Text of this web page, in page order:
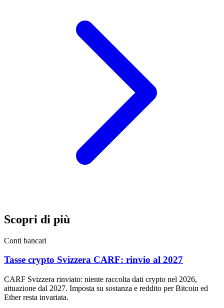
Scopri di più
Conti bancari
Tasse crypto Svizzera CARF: rinvio al 2027
CARF Svizzera rinviato: niente raccolta dati crypto nel 2026,
attuazione dal 2027. Imposta su sostanza e reddito per Bitcoin ed
Ether resta invariata.